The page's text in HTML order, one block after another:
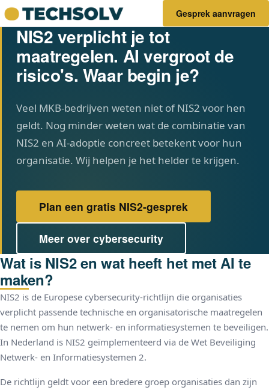
Gesprek aanvragen
NIS2 verplicht je tot
maatregelen. AI vergroot de
risico's. Waar begin je?
Veel MKB-bedrijven weten niet of NIS2 voor hen
geldt. Nog minder weten wat de combinatie van
NIS2 en AI-adoptie concreet betekent voor hun
organisatie. Wij helpen je het helder te krijgen.
Plan een gratis NIS2-gesprek
Meer over cybersecurity
Wat is NIS2 en wat heeft het met AI te
maken?
NIS2 is de Europese cybersecurity-richtlijn die organisaties
verplicht passende technische en organisatorische maatregelen
te nemen om hun netwerk- en informatiesystemen te beveiligen.
In Nederland is NIS2 geïmplementeerd via de Wet Beveiliging
Netwerk- en Informatiesystemen 2.
De richtlijn geldt voor een bredere groep organisaties dan zijn